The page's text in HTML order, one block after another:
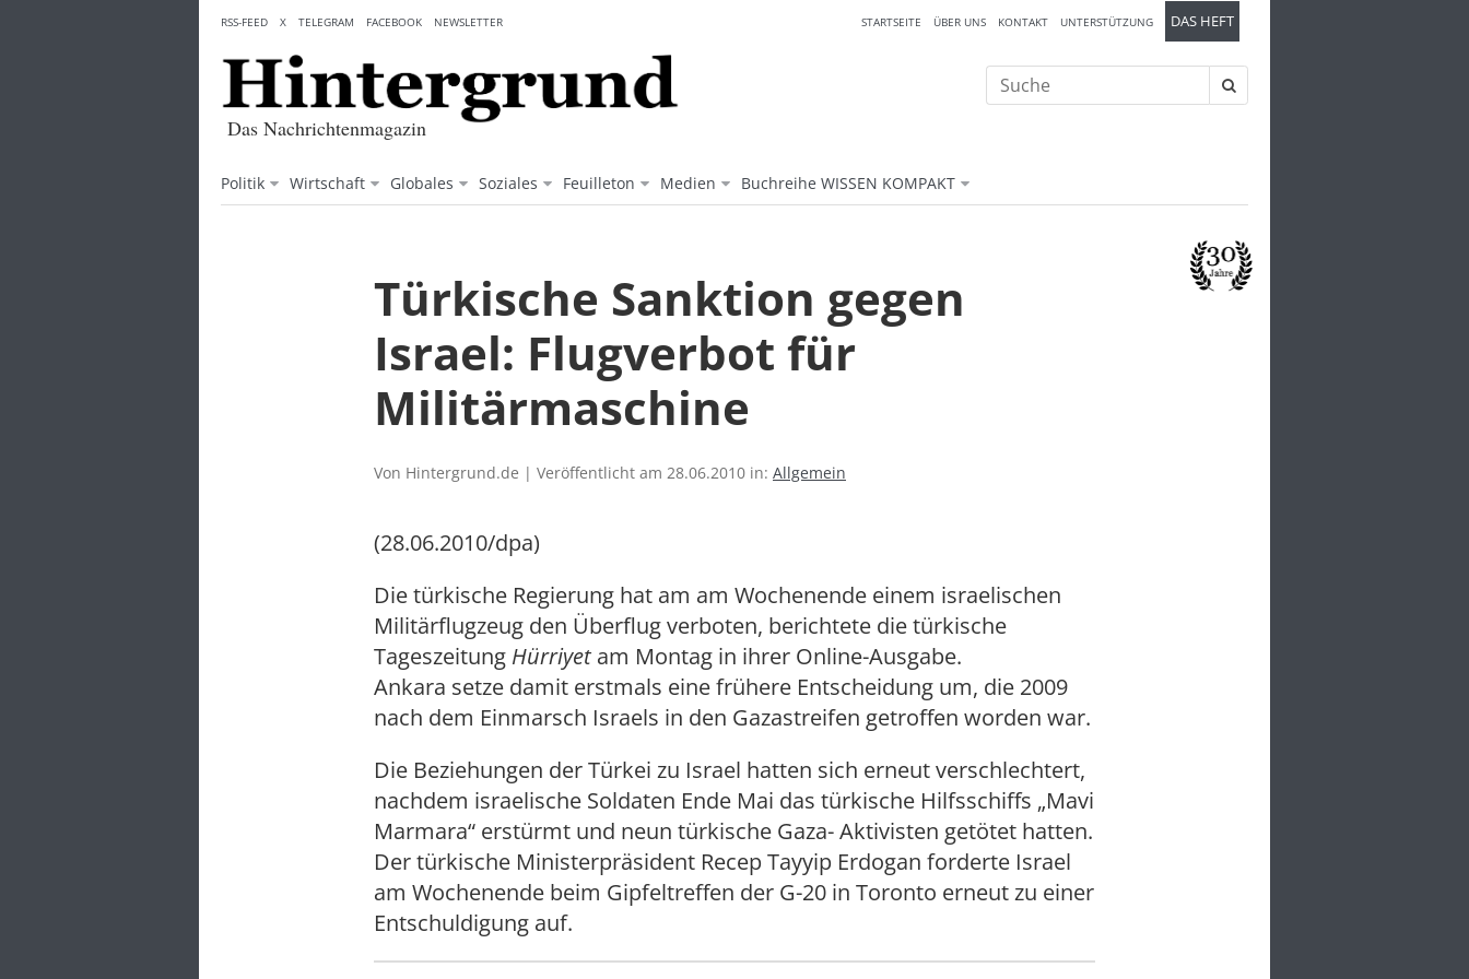
content
Das Nachrichtenmagazin
Politik Wirtschaft Globales Soziales Feuilleton Medien Buchreihe WISSEN KOMPAKT
STARTSEITE ÜBER UNS KONTAKT UNTERSTÜTZUNG DAS HEFT
RSS-FEED X TELEGRAM FACEBOOK NEWSLETTER
Suche
nach:
Türkische Sanktion gegen
Israel: Flugverbot für
Militärmaschine
Von Hintergrund.de | Veröffentlicht am 28.06.2010 in: Allgemein
(28.06.2010/dpa)
Die türkische Regierung hat am am Wochenende einem israelischen
Militärflugzeug den Überflug verboten, berichtete die türkische
Tageszeitung Hürriyet am Montag in ihrer Online-Ausgabe.
Ankara setze damit erstmals eine frühere Entscheidung um, die 2009
nach dem Einmarsch Israels in den Gazastreifen getroffen worden war.
Die Beziehungen der Türkei zu Israel hatten sich erneut verschlechtert,
nachdem israelische Soldaten Ende Mai das türkische Hilfsschiffs „Mavi
Marmara“ erstürmt und neun türkische Gaza- Aktivisten getötet hatten.
Der türkische Ministerpräsident Recep Tayyip Erdogan forderte Israel
am Wochenende beim Gipfeltreffen der G-20 in Toronto erneut zu einer
Entschuldigung auf.